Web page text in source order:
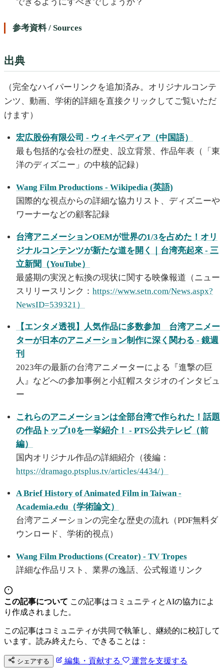
参考資料 / Sources
出典
（完全なハイパーリンクを追加済み。オリジナルコンテ
ンツ、動画、学術的詳細を直接クリックしてご覧いただ
けます）
宏広股份有限公司 - ウィキペディア（中国語）
最も包括的な会社の歴史、設立背景、作品年表（「東
洋のディズニー」の中核的記録）
Wang Film Productions - Wikipedia (英語)
国際的な視点からの詳細な協力リスト、ディズニーや
ワーナーなどの顧客記録
台湾アニメーションOEMが世界の1/3を占めた！オリ
ジナルコンテンツが新たな道を開く｜台湾亮起來 - 三
立新聞（YouTube）
最盛期の実況と転換の現状に関する映像報道（ニュー
スリリースリンク： https://www.setn.com/News.aspx?
NewsID=539321）
【エンタメ透視】人気作品に多数参加 台湾アニメー
ターが日本のアニメーション制作に深く関わる - 鏡週
刊
2023年の最新の台湾アニメーターによる『進撃の巨
人』などへの参加事例と小紅帽スタジオのインタビュ
ー
これらのアニメーションは全部台湾で作られた！話題
の作品トップ10を一挙紹介！ - PTS公共テレビ（前
編）
国内オリジナル作品の詳細紹介（後編：
https://dramago.ptsplus.tv/articles/4434/）
A Brief History of Animated Film in Taiwan -
Academia.edu（学術論文）
台湾アニメーションの完全な歴史の流れ（PDF無料ダ
ウンロード、学術的視点）
Wang Film Productions (Creator) - TV Tropes
詳細な作品リスト、業界の逸話、公式報道リンク
この記事について この記事はコミュニティとAIの協力によ
り作成されました。
この記事はコミュニティが共同で執筆し、継続的に校訂して
います。読み終えたら、できることは：
シェアする 編集・貢献する 運営を支援する